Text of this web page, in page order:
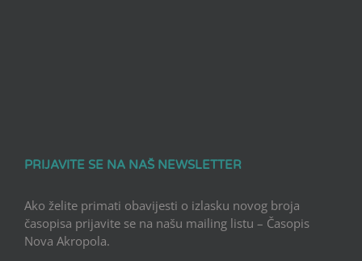
PRIJAVITE SE NA NAŠ NEWSLETTER
Ako želite primati obavijesti o izlasku novog broja
časopisa prijavite se na našu mailing listu – Časopis
Nova Akropola.